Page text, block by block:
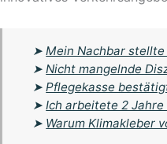
➤Mein Nachbar stellte
➤Nicht mangelnde
➤Pflegekasse
➤Ich arbeitete 2
➤ Warum Klimakleber